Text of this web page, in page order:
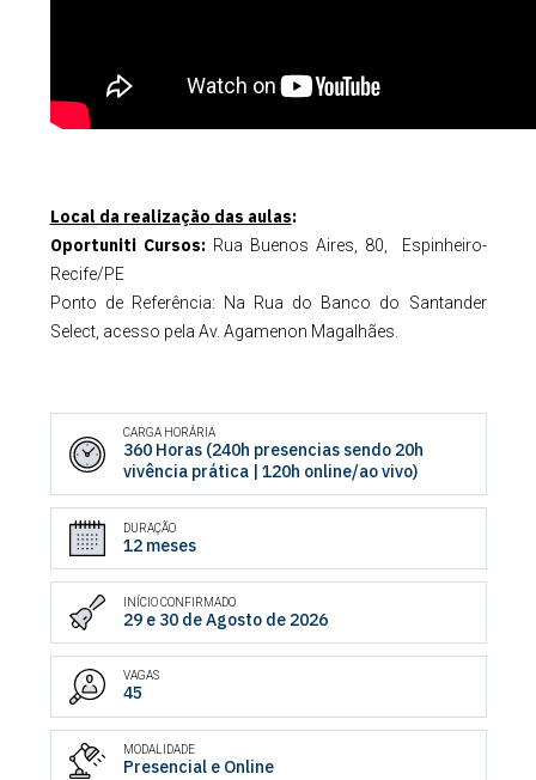
Local da realização das aulas:
Oportuniti Cursos: Rua Buenos Aires, 80, Espinheiro-
Recife/PE
Ponto de Referência: Na Rua do Banco do Santander
Select, acesso pela Av. Agamenon Magalhães.
CARGA HORÁRIA
360 Horas (240h presencias sendo 20h
vivência prática | 120h online/ao vivo)
DURAÇÃO
12 meses
INÍCIO CONFIRMADO
29 e 30 de Agosto de 2026
VAGAS
45
MODALIDADE
Presencial e Online